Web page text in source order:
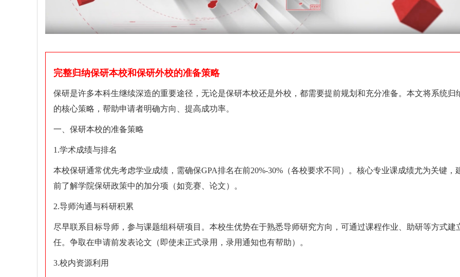
完整归纳保研本校和保研外校的准备策略
保研是许多本科生继续深造的重要途径，无论是保研本校还是外校，都需要提前规划和充分准备。本文将系统归
的核心策略，帮助申请者明确方向、提高成功率。
一、保研本校的准备策略
1.学术成绩与排名
本校保研通常优先考虑学业成绩，需确保GPA排名在前20%-30%（各校要求不同）。核心专业课成绩尤为关键，
前了解学院保研政策中的加分项（如竞赛、论文）。
2.导师沟通与科研积累
尽早联系目标导师，参与课题组科研项目。本校生优势在于熟悉导师研究方向，可通过课程作业、助研等方式建
任。争取在申请前发表论文（即使未正式录用，录用通知也有帮助）。
3.校内资源利用